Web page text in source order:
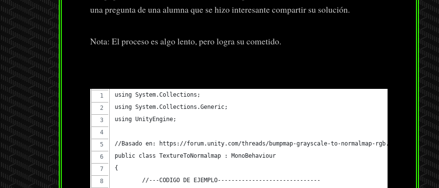
una pregunta de una alumna que se hizo interesante compartir su solución.
Nota: El proceso es algo lento, pero logra su cometido.
using System.Collections;
using System.Collections.Generic;
using UnityEngine;
//Basado en: https://forum.unity.com/threads/bumpmap-grayscale-to-normalmap-rgb.5714/
public class TextureToNormalmap : MonoBehaviour
{
	//---CODIGO DE EJEMPLO------------------------------